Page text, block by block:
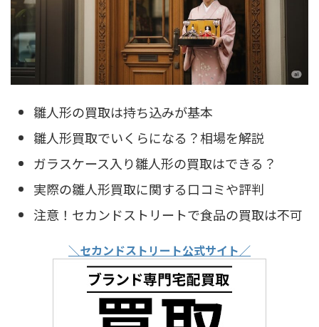
雛人形の買取は持ち込みが基本
雛人形買取でいくらになる？相場を解説
ガラスケース入り雛人形の買取はできる？
実際の雛人形買取に関する口コミや評判
注意！セカンドストリートで食品の買取は不可
＼セカンドストリート公式サイト／